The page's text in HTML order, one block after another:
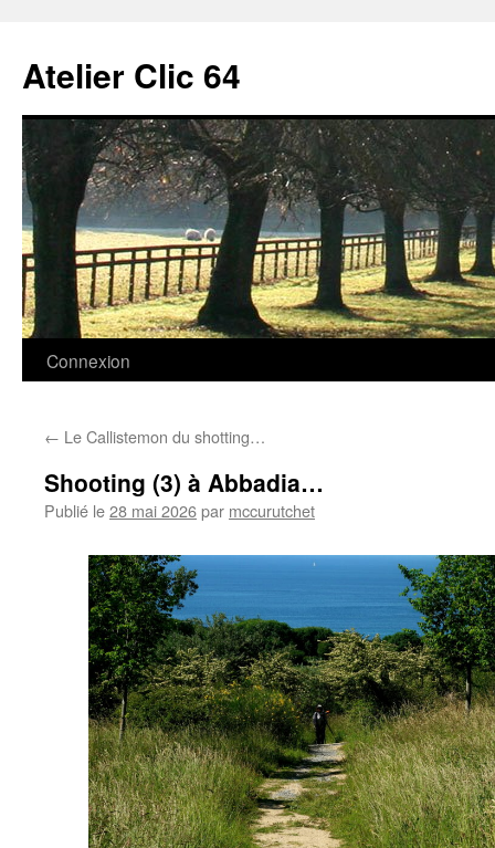
contenu
Atelier Clic 64
Connexion
← Le Callistemon du shotting…
Shooting (3) à Abbadia…
Publié le28 mai 2026par mccurutchet